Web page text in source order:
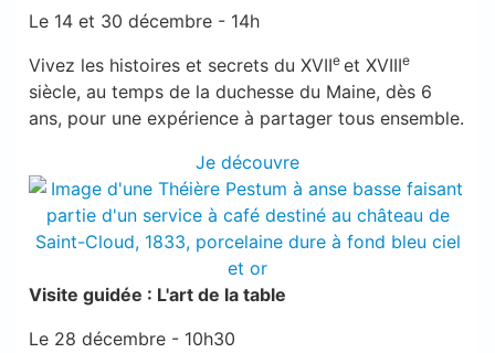
Le 14 et 30 décembre - 14h
Vivez les histoires et secrets du XVIIe et XVIIIe
siècle, au temps de la duchesse du Maine, dès 6
ans, pour une expérience à partager tous ensemble.
Je découvre
Visite guidée : L'art de la table
Le 28 décembre - 10h30